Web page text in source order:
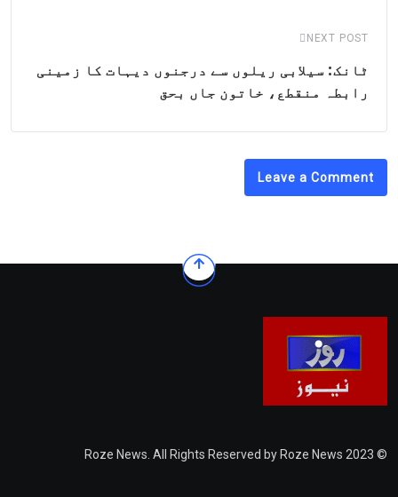
NEXT POST
ٹانک: سیلابی ریلوں سے درجنوں دیہات کا زمینی
رابطہ منقطع، خاتون جاں بحق
Leave a Comment
© 2023 Roze News. All Rights Reserved by Roze News